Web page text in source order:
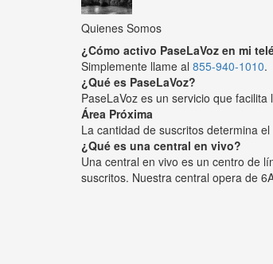
Quienes Somos
¿Cómo activo PaseLaVoz en mi
Simplemente llame al 855-940-1010.
¿Qué es PaseLaVoz?
PaseLaVoz es un servicio que
Área Próxima
La cantidad de suscritos determina
¿Qué es una central en vivo?
Una central en vivo es un centro de
suscritos. Nuestra central opera de